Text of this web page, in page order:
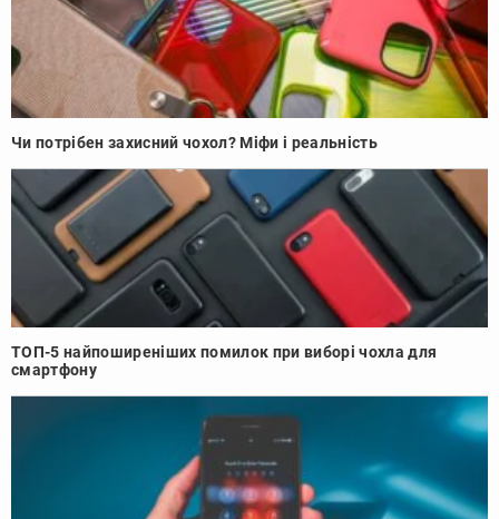
Чи потрібен захисний чохол? Міфи і реальність
ТОП-5 найпоширеніших помилок при виборі чохла для
смартфону